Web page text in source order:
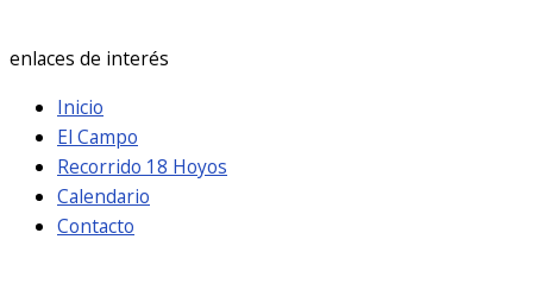
enlaces de interés
Inicio
El Campo
Recorrido 18 Hoyos
Calendario
Contacto